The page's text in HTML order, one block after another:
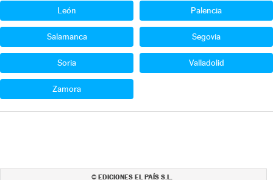
León Palencia
Salamanca Segovia
Soria Valladolid
Zamora
© EDICIONES EL PAÍS S.L.